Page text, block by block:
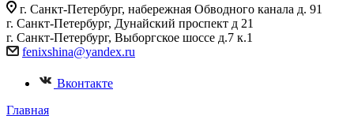
г. Санкт-Петербург, набережная Обводного канала д. 91
г. Санкт-Петербург, Дунайский проспект д 21
г. Санкт-Петербург, Выборгское шоссе д.7 к.1
fenixshina@yandex.ru
Вконтакте
Главная